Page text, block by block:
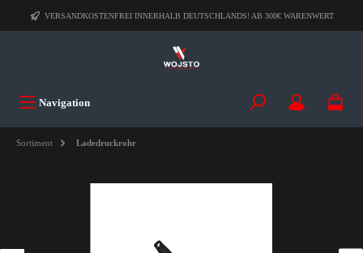
VERSANDKOSTENFREI INNERHALB DEUTSCHLANDS! AB 300€ WARENWERT
Navigation
Sortiment Ladedruckrohr